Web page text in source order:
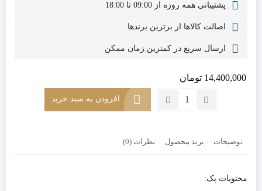
پشتیبانی همه روزه از 09:00 تا 18:00
اصالت کالاها از برترین برندها
ارسال سریع در کمترین زمان ممکن
14,400,000 تومان
تعداد:
کد
افزودن به سبد خرید
توضیحات برند محصول نظرات (0)
محتویات پک: